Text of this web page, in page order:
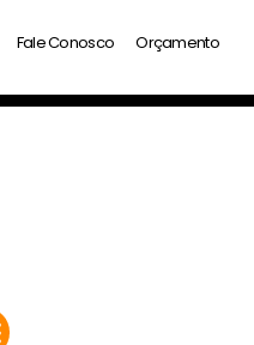
Fale Conosco Orçamento